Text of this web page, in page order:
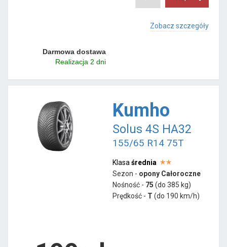
Zobacz szczegóły
Darmowa dostawa
Realizacja 2 dni
Kumho
Solus 4S HA32
155/65 R14 75T
Klasa średnia
Sezon - opony Całoroczne
Nośność - 75 (do 385 kg)
Prędkość - T (do 190 km/h)